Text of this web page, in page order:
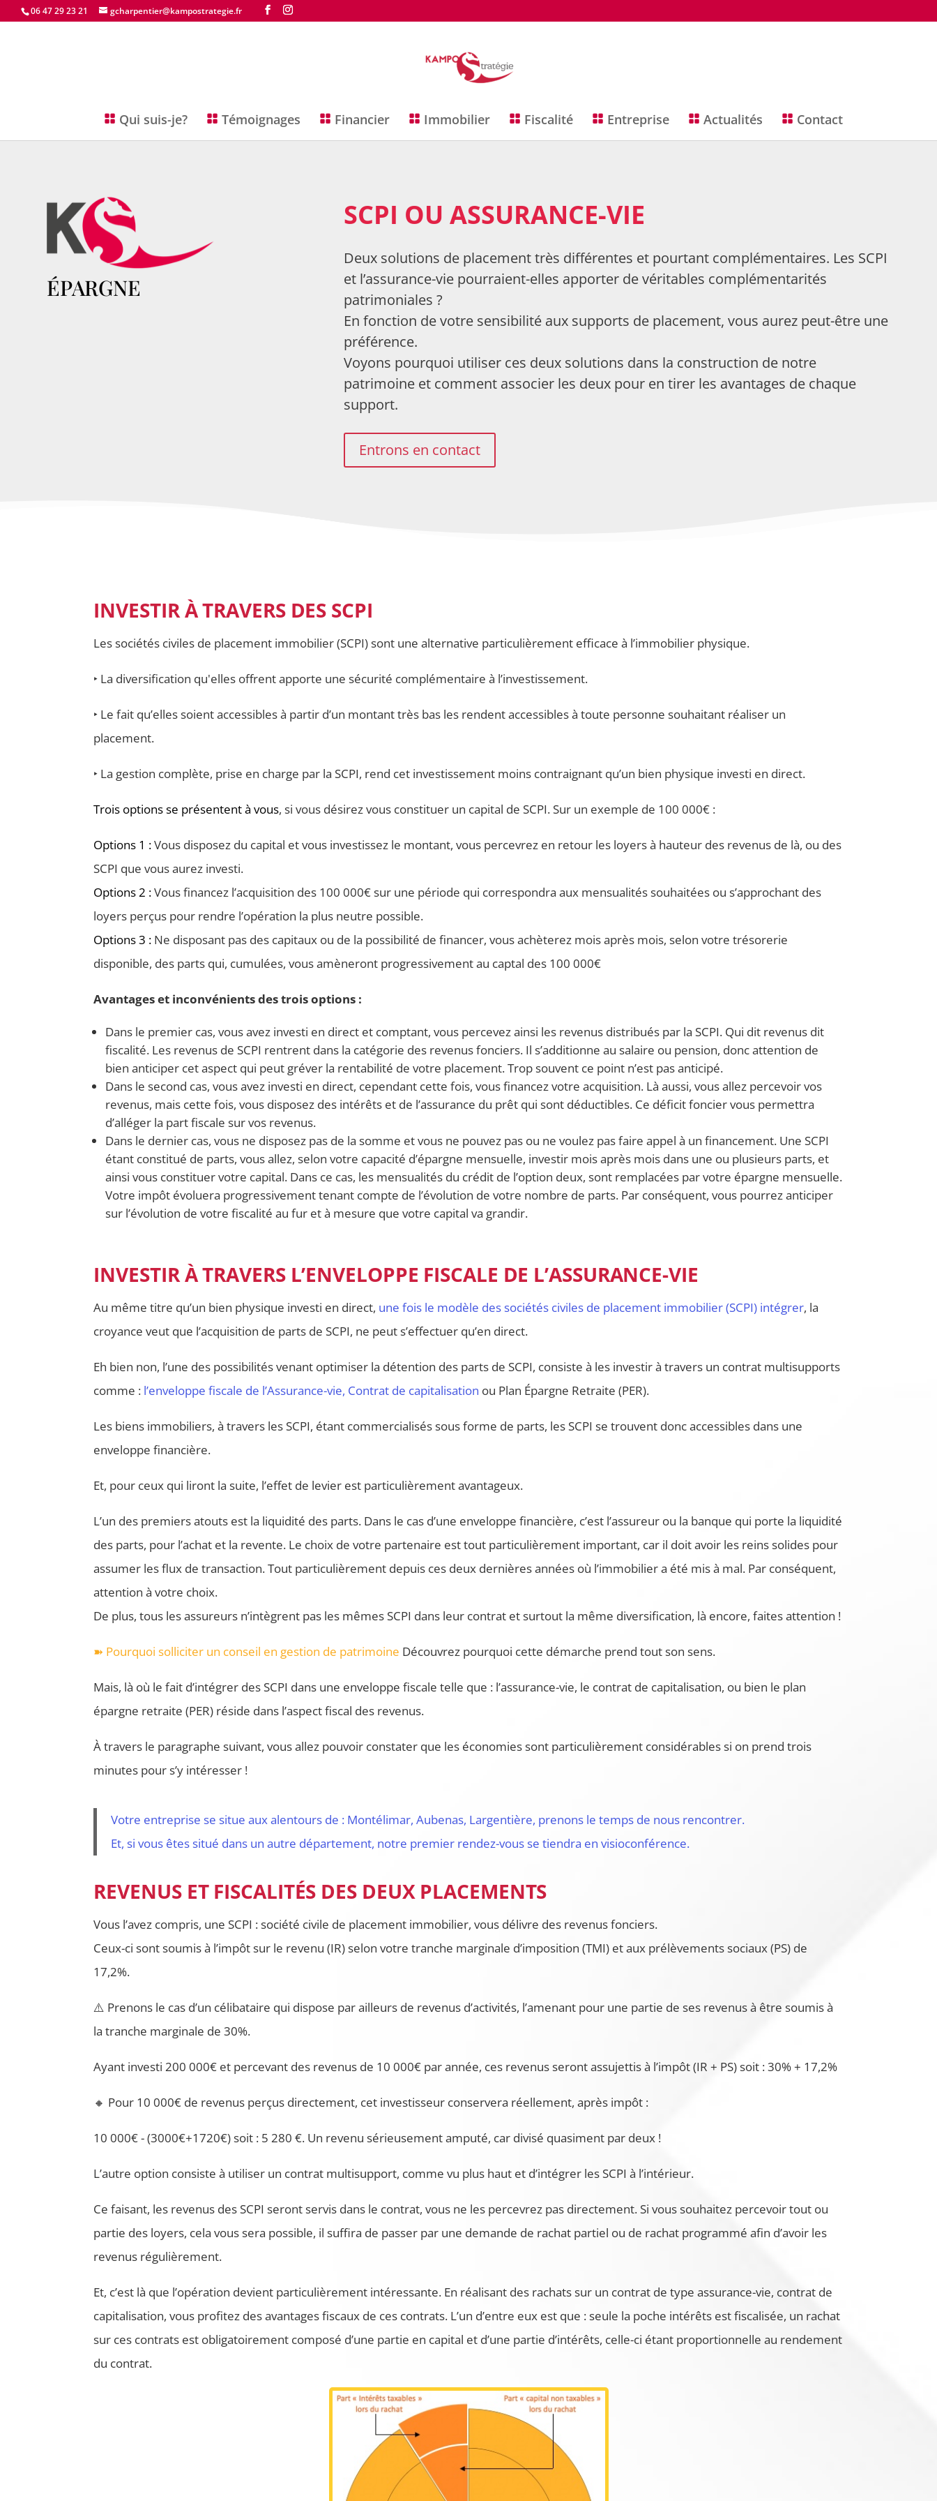
06 47 29 23 21 gcharpentier@kampostrategie.fr
Qui suis-je? Témoignages Financier Immobilier Fiscalité Entreprise Actualités Contact
ÉPARGNE
SCPI OU ASSURANCE-VIE
Deux solutions de placement très différentes et pourtant complémentaires. Les SCPI
et l’assurance-vie pourraient-elles apporter de véritables complémentarités
patrimoniales ?
En fonction de votre sensibilité aux supports de placement, vous aurez peut-être une
préférence.
Voyons pourquoi utiliser ces deux solutions dans la construction de notre
patrimoine et comment associer les deux pour en tirer les avantages de chaque
support.
Entrons en contact
INVESTIR À TRAVERS DES SCPI
Les sociétés civiles de placement immobilier (SCPI) sont une alternative particulièrement efficace à l’immobilier physique.
‣ La diversification qu'elles offrent apporte une sécurité complémentaire à l’investissement.
‣ Le fait qu’elles soient accessibles à partir d’un montant très bas les rendent accessibles à toute personne souhaitant réaliser un
placement.
‣ La gestion complète, prise en charge par la SCPI, rend cet investissement moins contraignant qu’un bien physique investi en direct.
Trois options se présentent à vous, si vous désirez vous constituer un capital de SCPI. Sur un exemple de 100 000€ :
Options 1 :Vous disposez du capital et vous investissez le montant, vous percevrez en retour les loyers à hauteur des revenus de là, ou des
SCPI que vous aurez investi.
Options 2 :Vous financez l’acquisition des 100 000€ sur une période qui correspondra aux mensualités souhaitées ou s’approchant des
loyers perçus pour rendre l’opération la plus neutre possible.
Options 3 : Ne disposant pas des capitaux ou de la possibilité de financer, vous achèterez mois après mois, selon votre trésorerie
disponible, des parts qui, cumulées, vous amèneront progressivement au captal des 100 000€
Avantages et inconvénients des trois options :
Dans le premier cas, vous avez investi en direct et comptant, vous percevez ainsi les revenus distribués par la SCPI. Qui dit revenus dit
fiscalité. Les revenus de SCPI rentrent dans la catégorie des revenus fonciers. Il s’additionne au salaire ou pension, donc attention de
bien anticiper cet aspect qui peut gréver la rentabilité de votre placement. Trop souvent ce point n’est pas anticipé.
Dans le second cas, vous avez investi en direct, cependant cette fois, vous financez votre acquisition. Là aussi, vous allez percevoir vos
revenus, mais cette fois, vous disposez des intérêts et de l’assurance du prêt qui sont déductibles. Ce déficit foncier vous permettra
d’alléger la part fiscale sur vos revenus.
Dans le dernier cas, vous ne disposez pas de la somme et vous ne pouvez pas ou ne voulez pas faire appel à un financement. Une SCPI
étant constitué de parts, vous allez, selon votre capacité d’épargne mensuelle, investir mois après mois dans une ou plusieurs parts, et
ainsi vous constituer votre capital. Dans ce cas, les mensualités du crédit de l’option deux, sont remplacées par votre épargne mensuelle.
Votre impôt évoluera progressivement tenant compte de l’évolution de votre nombre de parts. Par conséquent, vous pourrez anticiper
sur l’évolution de votre fiscalité au fur et à mesure que votre capital va grandir.
INVESTIR À TRAVERS L’ENVELOPPE FISCALE DE L’ASSURANCE-VIE
Au même titre qu’un bien physique investi en direct, une fois le modèle des sociétés civiles de placement immobilier (SCPI) intégrer, la
croyance veut que l’acquisition de parts de SCPI, ne peut s’effectuer qu’en direct.
Eh bien non, l’une des possibilités venant optimiser la détention des parts de SCPI, consiste à les investir à travers un contrat multisupports
comme : l’enveloppe fiscale de l’Assurance-vie, Contrat de capitalisation ou Plan Épargne Retraite (PER).
Les biens immobiliers, à travers les SCPI, étant commercialisés sous forme de parts, les SCPI se trouvent donc accessibles dans une
enveloppe financière.
Et, pour ceux qui liront la suite, l’effet de levier est particulièrement avantageux.
L’un des premiers atouts est la liquidité des parts. Dans le cas d’une enveloppe financière, c’est l’assureur ou la banque qui porte la liquidité
des parts, pour l’achat et la revente. Le choix de votre partenaire est tout particulièrement important, car il doit avoir les reins solides pour
assumer les flux de transaction. Tout particulièrement depuis ces deux dernières années où l’immobilier a été mis à mal. Par conséquent,
attention à votre choix.
De plus, tous les assureurs n’intègrent pas les mêmes SCPI dans leur contrat et surtout la même diversification, là encore, faites attention !
➽ Pourquoi solliciter un conseil en gestion de patrimoine Découvrez pourquoi cette démarche prend tout son sens.
Mais, là où le fait d’intégrer des SCPI dans une enveloppe fiscale telle que : l’assurance-vie, le contrat de capitalisation, ou bien le plan
épargne retraite (PER) réside dans l’aspect fiscal des revenus.
À travers le paragraphe suivant, vous allez pouvoir constater que les économies sont particulièrement considérables si on prend trois
minutes pour s’y intéresser !
Votre entreprise se situe aux alentours de : Montélimar, Aubenas, Largentière, prenons le temps de nous rencontrer.
Et, si vous êtes situé dans un autre département, notre premier rendez-vous se tiendra en visioconférence.
REVENUS ET FISCALITÉS DES DEUX PLACEMENTS
Vous l’avez compris, une SCPI : société civile de placement immobilier, vous délivre des revenus fonciers.
Ceux-ci sont soumis à l’impôt sur le revenu (IR) selon votre tranche marginale d’imposition (TMI) et aux prélèvements sociaux (PS) de
17,2%.
⚠️ Prenons le cas d’un célibataire qui dispose par ailleurs de revenus d’activités, l’amenant pour une partie de ses revenus à être soumis à
la tranche marginale de 30%.
Ayant investi 200 000€ et percevant des revenus de 10 000€ par année, ces revenus seront assujettis à l’impôt (IR + PS) soit : 30% + 17,2%
🔸 Pour 10 000€ de revenus perçus directement, cet investisseur conservera réellement, après impôt :
10 000€ - (3000€+1720€) soit : 5 280 €. Un revenu sérieusement amputé, car divisé quasiment par deux !
L’autre option consiste à utiliser un contrat multisupport, comme vu plus haut et d’intégrer les SCPI à l’intérieur.
Ce faisant, les revenus des SCPI seront servis dans le contrat, vous ne les percevrez pas directement. Si vous souhaitez percevoir tout ou
partie des loyers, cela vous sera possible, il suffira de passer par une demande de rachat partiel ou de rachat programmé afin d’avoir les
revenus régulièrement.
Et, c’est là que l’opération devient particulièrement intéressante. En réalisant des rachats sur un contrat de type assurance-vie, contrat de
capitalisation, vous profitez des avantages fiscaux de ces contrats. L’un d’entre eux est que : seule la poche intérêts est fiscalisée, un rachat
sur ces contrats est obligatoirement composé d’une partie en capital et d’une partie d’intérêts, celle-ci étant proportionnelle au rendement
du contrat.